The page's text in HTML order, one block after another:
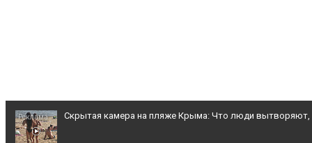
Скрытая камера на пляже Крыма: Что люди вытворяют,